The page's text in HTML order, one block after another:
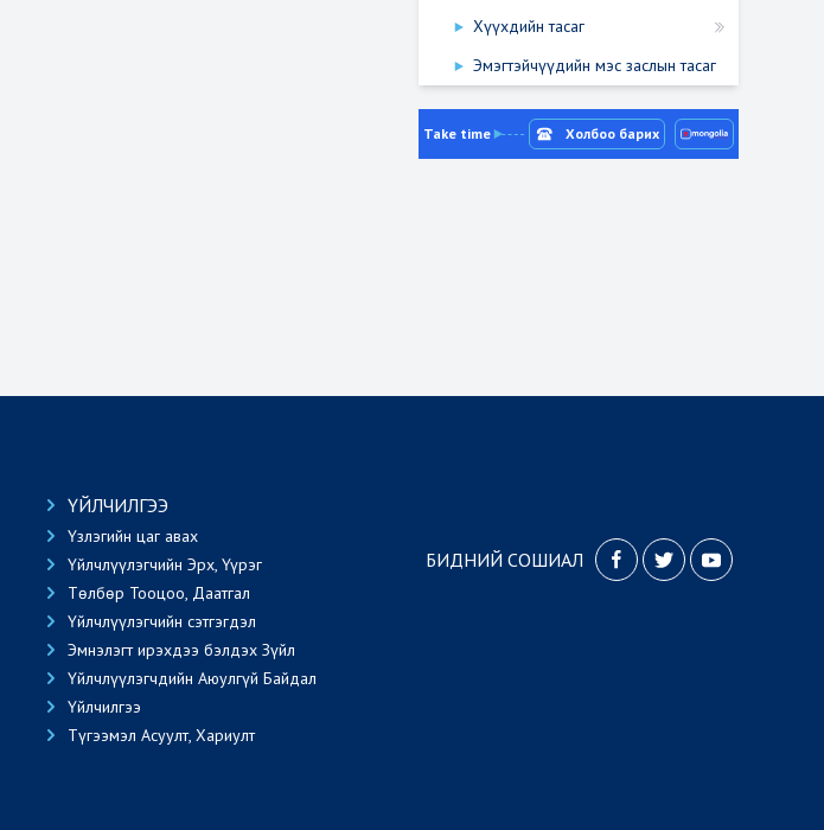
Хүүхдийн тасаг
Эмэгтэйчүүдийн мэс заслын тасаг
Take time Холбоо барих
ҮЙЛЧИЛГЭЭ
Үзлэгийн цаг авах
Үйлчлүүлэгчийн Эрх, Үүрэг
Төлбөр Тооцоо, Даатгал
Үйлчлүүлэгчийн сэтгэгдэл
Эмнэлэгт ирэхдээ бэлдэх Зүйл
Үйлчлүүлэгчдийн Аюулгүй Байдал
Үйлчилгээ
Түгээмэл Асуулт, Хариулт
БИДНИЙ СОШИАЛ